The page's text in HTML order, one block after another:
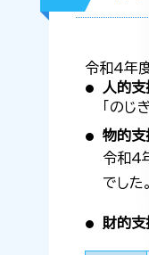
令和4年
人的支
「の
物的支
令和4
でした。
財的支